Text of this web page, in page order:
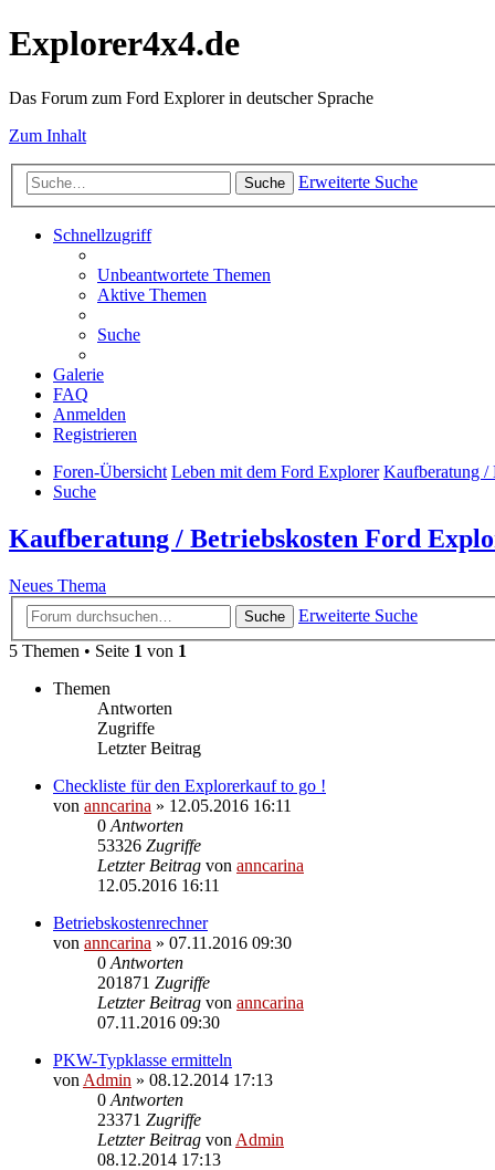
Explorer4x4.de
Das Forum zum Ford Explorer in deutscher Sprache
Zum Inhalt
Suche Erweiterte Suche
Schnellzugriff
Unbeantwortete Themen
Aktive Themen
Suche
Galerie
FAQ
Anmelden
Registrieren
Foren-Übersicht Leben mit dem Ford Explorer Kaufberatung /
Suche
Kaufberatung / Betriebskosten Ford
Neues Thema
Suche
Erweiterte Suche
5 Themen • Seite 1 von 1
Themen
Antworten
Zugriffe
Letzter Beitrag
Checkliste für den Explorerkauf to go !
von anncarina » 12.05.2016 16:11
0 Antworten
53326 Zugriffe
Letzter Beitrag von anncarina
12.05.2016 16:11
Betriebskostenrechner
von anncarina » 07.11.2016 09:30
0 Antworten
201871 Zugriffe
Letzter Beitrag von anncarina
07.11.2016 09:30
PKW-Typklasse ermitteln
von Admin » 08.12.2014 17:13
0 Antworten
23371 Zugriffe
Letzter Beitrag von Admin
08.12.2014 17:13